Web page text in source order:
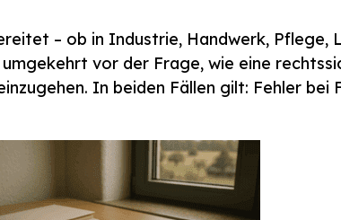
– ob in Industrie, Handwerk, Pflege,
vor der Frage, wie eine
In beiden Fällen gilt: Fehler bei